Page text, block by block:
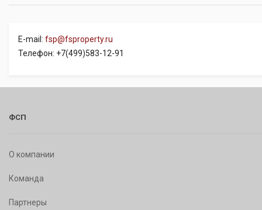
E-mail: fsp@fsproperty.ru
Телефон: +7(499)583-12-91
ФСП
О компании
Команда
Партнеры